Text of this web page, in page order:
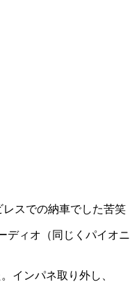
スでの納車でした苦笑
ディオ（同じくパイオニ
インパネ取り外し、